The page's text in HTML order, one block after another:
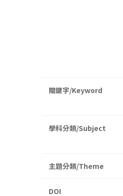
關鍵字/Keyword
學科分類/Subject
主題分類/Theme
DOI